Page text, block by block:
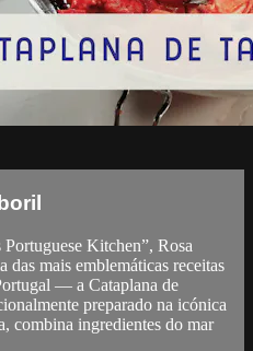
Kitchen”, Rosa
das mais emblemáticas receitas
— a Cataplana de
preparado na icónica
combina ingredientes do mar